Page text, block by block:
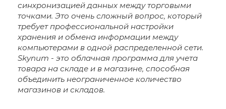
синхронизацией данных между торговыми
точками. Это очень сложный вопрос, который
требует профессиональной настройки
хранения и обмена информации между
компьютерами в одной распределенной сети.
Skynum - это облачная программа для учета
товара на складе и в магазине, способная
объединить неограниченное количество
магазинов и складов.